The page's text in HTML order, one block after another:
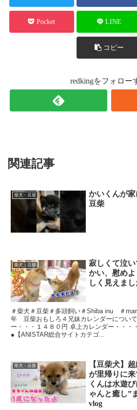
Pocket LINE
コピー
redkingをフォロー
関連記事
柴犬・豆柴
かいくんが
豆柴
柴犬・豆柴
寂しくて泣
かい、慰め
しく見えまし
＃柴犬＃豆柴＃多頭飼い＃Shiba inu ＃
年 豆柴おもしろ４兄妹カレンダーについ
ー・・・１４８０円 卓上カレンダー・
●【ANISTAR総合サイトカテゴ...
柴犬・豆柴
【豆柴犬】
が里帰りに
くんは水遊
ゃんと癒し”
vlog